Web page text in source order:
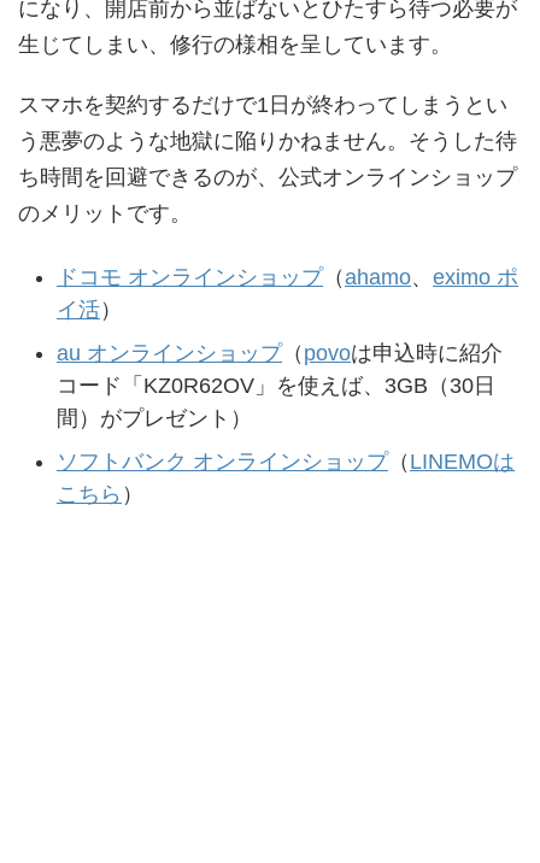
になり、開店前から並ばないとひたすら待つ必要が
生じてしまい、修行の様相を呈しています。
スマホを契約するだけで1日が終わってしまうとい
う悪夢のような地獄に陥りかねません。そうした待
ち時間を回避できるのが、公式オンラインショップ
のメリットです。
ドコモ オンラインショップ（ahamo、 eximo ポ
イ活）
au オンラインショップ（ povoは申込時に紹介
コード「KZ0R62OV」を使えば、3GB（30日
間）がプレゼント）
ソフトバンク オンラインショップ（ LINEMOは
こちら ）